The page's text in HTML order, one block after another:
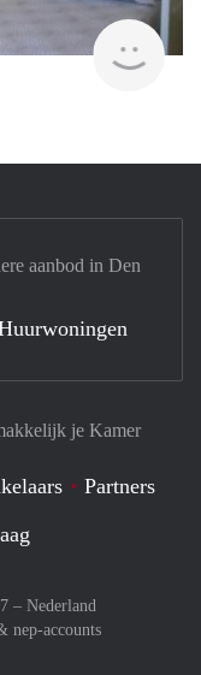
je Kamer
Partners
– Nederland
nep-accounts
aanbod in Den